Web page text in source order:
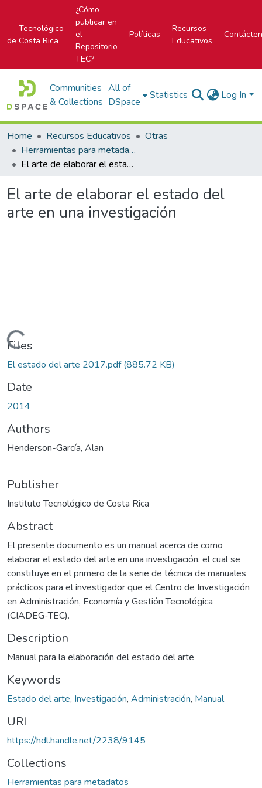
Tecnológico
de Costa Rica
¿Cómo
publicar en
el
Repositorio
TEC?
Políticas
Recursos
Educativos
Communities
& Collections
All of
DSpace
Statistics Log In
Home Recursos Educativos
Otras
Herramientas para metadatos
El arte de elaborar el estado del arte en una investigación
El arte de elaborar el estado del
arte en una investigación
Loading...
Files
El estado del arte 2017.pdf(885.72 KB)
Date
2014
Authors
Henderson-García, Alan
Publisher
Instituto Tecnológico de Costa Rica
Abstract
El presente documento es un manual acerca de como
elaborar el estado del arte en una investigación, el cual se
constituye en el primero de la serie de técnica de manuales
prácticos para el investigador que el Centro de Investigación
en Administración, Economía y Gestión Tecnológica
(CIADEG-TEC).
Description
Manual para la elaboración del estado del arte
Keywords
Estado del arte, Investigación, Administración, Manual
URI
https://hdl.handle.net/2238/9145
Collections
Herramientas para metadatos